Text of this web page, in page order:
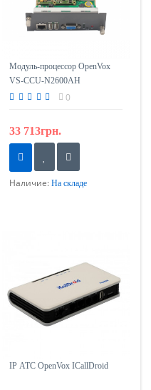
Модуль-процессор OpenVox
VS-CCU-N2600AH
0
33 713грн.
Наличие: На складе
IP АТС OpenVox ICallDroid